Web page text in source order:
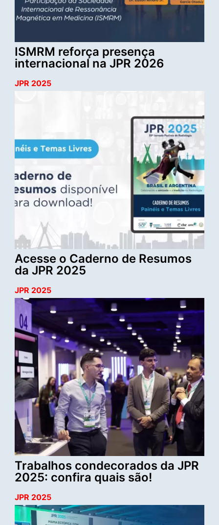
ISMRM reforça presença
internacional na JPR 2026
JPR 2025
Acesse o Caderno de Resumos
da JPR 2025
JPR 2025
Trabalhos condecorados da JPR
2025: confira quais são!
JPR 2025